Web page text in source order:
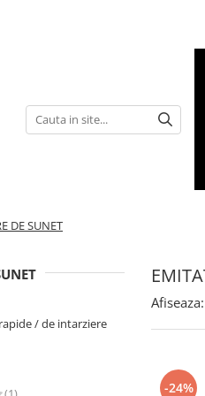
DE SUNET
/ de intarziere
Afiseaza:
-24%